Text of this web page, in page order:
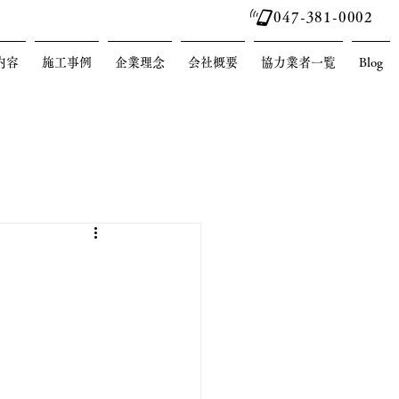
047-381-0002
容 施工事例 企業理念 会社概要 協力業者一覧 Blog